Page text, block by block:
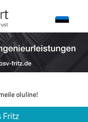
oluline!
Fritz